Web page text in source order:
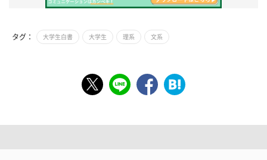
タグ： 大学生白書 大学生 理系 文系